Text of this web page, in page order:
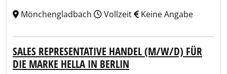
Mönchengladbach
Vollzeit Keine Angabe
SALES REPRESENTATIVE HANDEL (M/W/D) FÜR
DIE MARKE HELLA IN BERLIN